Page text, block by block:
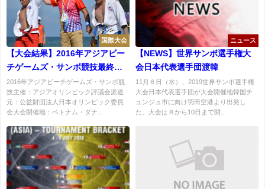
国際大会
【大会結果】2016年アジアビー
チゲームズ・サンボ競技最終日
結果：女子+72kg級 村瀬晴香選
手銀メダル獲得！
2016年アジアビーチゲームズ・サンボ競
技主催：アジアオリンピック評議会派遣
元：公益財団法人日本オリンピック委員
会大会開催地：ベトナム・ダナ...
ニュース
【NEWS】世界サンボ選手権大
会日本代表選手団渡韓
11月６日（水）、2019世界サンボ選手権
大会日本代表選手団が大会開催地韓国チ
ュンジュ市に向け羽田空港より出発し
た。大会は８から10日まで開...